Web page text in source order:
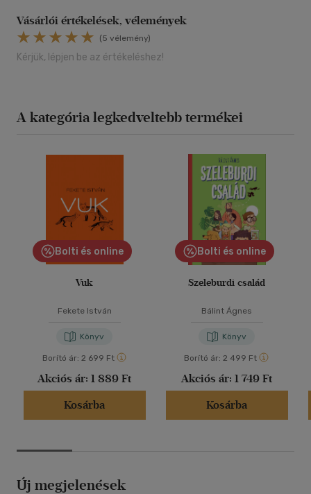
Vásárlói értékelések, vélemények
(5 vélemény)
Kérjük, lépjen be az értékeléshez!
A kategória legkedveltebb termékei
Bolti és online
Vuk
Fekete István
Könyv
Borító ár: 2 699 Ft
Akciós ár: 1 889 Ft
Kosárba
Bolti és online
Szeleburdi család
Bálint Ágnes
Könyv
Borító ár: 2 499 Ft
Akciós ár: 1 749 Ft
Kosárba
Új megjelenések